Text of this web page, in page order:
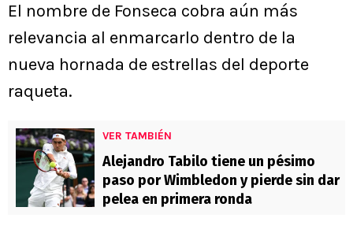
El nombre de Fonseca cobra aún más
relevancia al enmarcarlo dentro de la
nueva hornada de estrellas del deporte
raqueta.
VER TAMBIÉN
Alejandro Tabilo tiene un pésimo
paso por Wimbledon y pierde sin dar
pelea en primera ronda